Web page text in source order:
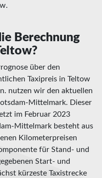
Berechnung
über den
Taxipreis in Teltow
nutzen wir den aktuellen
Mittelmark. Dieser
im Februar 2023
Mittelmark besteht aus
Kilometerpreisen
für Stand- und
Start- und
kürzeste Taxistrecke